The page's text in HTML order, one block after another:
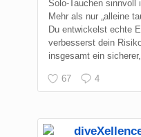
Solo-Tauchen sinnvoll
Mehr als nur „alleine
Du entwickelst echte
verbesserst dein
insgesamt ein
67 4